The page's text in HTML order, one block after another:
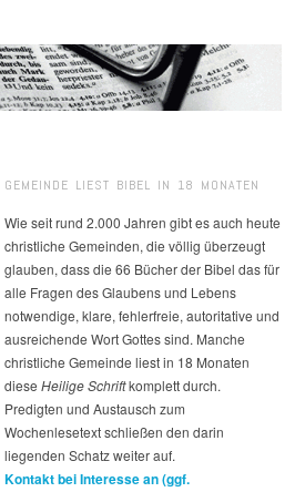
GEMEINDE LIEST BIBEL IN 18 MONATEN
Wie seit rund 2.000 Jahren gibt es auch heute
christliche Gemeinden, die völlig überzeugt
glauben, dass die 66 Bücher der Bibel das für
alle Fragen des Glaubens und Lebens
notwendige, klare, fehlerfreie, autoritative und
ausreichende Wort Gottes sind. Manche
christliche Gemeinde liest in 18 Monaten
diese Heilige Schriftkomplett durch.
Predigten und Austausch zum
Wochenlesetext schließen den darin
liegenden Schatz weiter auf.
Kontakt bei Interesse an (ggf.